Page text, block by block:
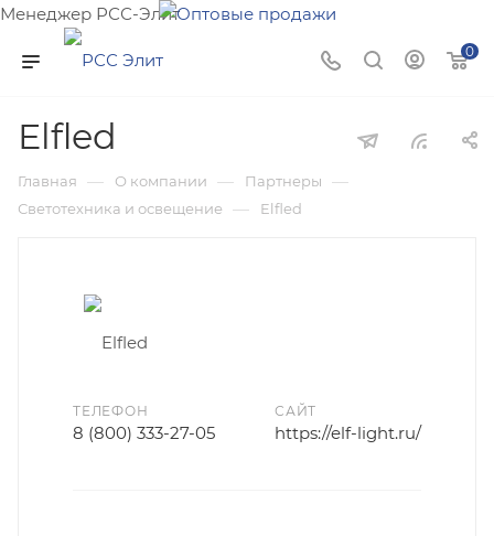
Менеджер РСС-Элит
Напишите нам и мы поможем подобрать товар именно
для Вас!
0
Elfled
Главная — О компании — Партнеры —
Светотехника и освещение — Elfled
ТЕЛЕФОН
8 (800) 333-27-05
САЙТ
https://elf-light.ru/